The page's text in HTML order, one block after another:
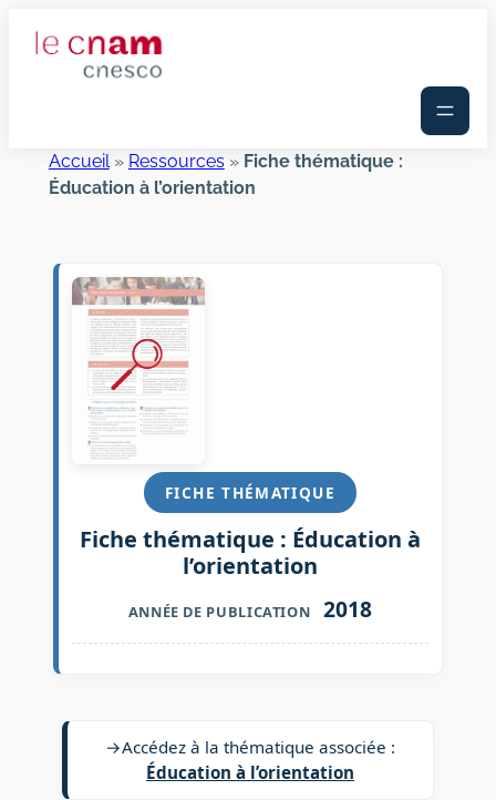
Accueil» Ressources» Fiche thématique :
Éducation à l’orientation
FICHE THÉMATIQUE
Fiche thématique : Éducation à
l’orientation
ANNÉE DE PUBLICATION 2018
→Accédez à la thématique associée :
Éducation à l’orientation